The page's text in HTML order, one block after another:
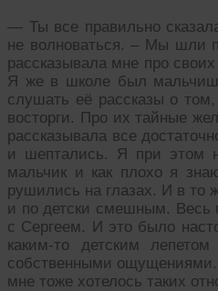
— Ты все правильно
не волноваться. – Мы шли
рассказывала мне про
Я же в школе был
слушать её рассказы о
восторги. Про их тайные
рассказывала все
и шептались. Я при этом
мальчик и как плохо я
рушились на глазах. И в то
и по детски смешным. Весь
с Сергеем. И это было
каким-то детским
собственными ощущениями.
мне тоже хотелось таких